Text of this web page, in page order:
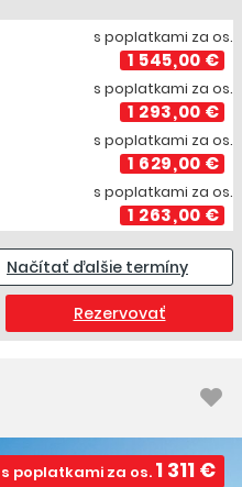
s poplatkami za os.
1 545,00 €
s poplatkami za os.
1 293,00 €
s poplatkami za os.
1 629,00 €
s poplatkami za os.
1 263,00 €
Načítať ďalšie termíny
Rezervovať
s poplatkami za os. 1 311 €